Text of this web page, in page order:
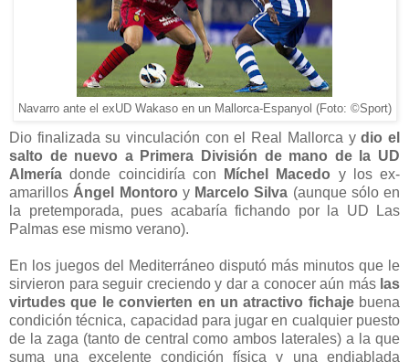
Navarro ante el exUD Wakaso en un Mallorca-Espanyol (Foto: ©Sport)
Dio finalizada su vinculación con el Real Mallorca ydio el
salto de nuevo a Primera División de mano de la UD
Almería donde coincidiría con Míchel Macedo y los ex-
amarillos Ángel Montoro y Marcelo Silva (aunque sólo en
la pretemporada, pues acabaría fichando por la UD Las
Palmas ese mismo verano).
En los juegos del Mediterráneo disputó más minutos que le
sirvieron para seguir creciendo y dar a conocer aún más las
virtudes que le convierten en un atractivo fichajebuena
condición técnica, capacidad para jugar en cualquier puesto
de la zaga (tanto de central como ambos laterales) a la que
suma una excelente condición física y una endiablada